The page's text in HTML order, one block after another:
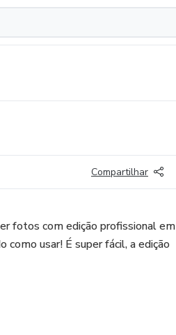
Compartilhar
fotos com edição profissional em
como usar! É super fácil, a edição